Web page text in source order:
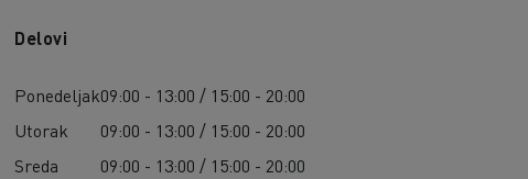
Delovi
Ponedeljak09:00 - 13:00 / 15:00 - 20:00
Utorak
09:00 - 13:00 / 15:00 - 20:00
Sreda
09:00 - 13:00 / 15:00 - 20:00